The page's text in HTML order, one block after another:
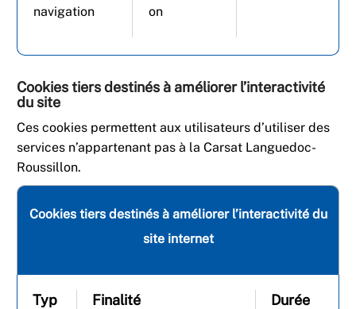
navigation
on
Cookies tiers destinés à améliorer l’interactivité
du site
Ces cookies permettent aux utilisateurs d’utiliser des
services n’appartenant pas à la Carsat Languedoc-
Roussillon.
Cookies tiers destinés à améliorer l’interactivité du
site internet
Typ
Finalité
Durée